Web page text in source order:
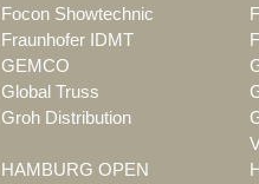
Focon Showtechnic
Fraunhofer IDMT
GEMCO
Global Truss
Groh Distribution
HAMBURG OPEN